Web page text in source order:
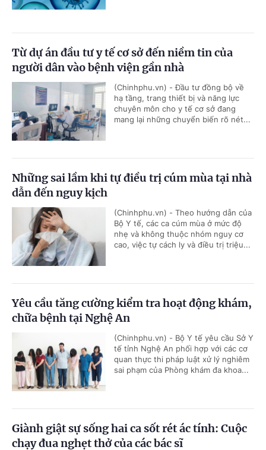
Từ dự án đầu tư y tế cơ sở đến niềm tin của
người dân vào bệnh viện gần nhà
(Chinhphu.vn) - Đầu tư đồng bộ về
hạ tầng, trang thiết bị và năng lực
chuyên môn cho y tế cơ sở đang
mang lại những chuyển biến rõ nét...
Những sai lầm khi tự điều trị cúm mùa tại nhà
dẫn đến nguy kịch
(Chinhphu.vn) - Theo hướng dẫn của
Bộ Y tế, các ca cúm mùa ở mức độ
nhẹ và không thuộc nhóm nguy cơ
cao, việc tự cách ly và điều trị triệu...
Yêu cầu tăng cường kiểm tra hoạt động khám,
chữa bệnh tại Nghệ An
(Chinhphu.vn) - Bộ Y tế yêu cầu Sở Y
tế tỉnh Nghệ An phối hợp với các cơ
quan thực thi pháp luật xử lý nghiêm
sai phạm của Phòng khám đa khoa...
Giành giật sự sống hai ca sốt rét ác tính: Cuộc
chạy đua nghẹt thở của các bác sĩ